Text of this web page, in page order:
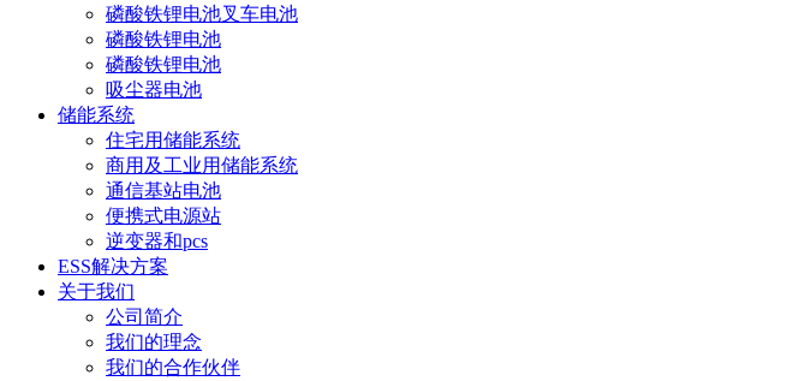
磷酸铁锂电池叉车电池
磷酸铁锂电池
磷酸铁锂电池
吸尘器电池
储能系统
住宅用储能系统
商用及工业用储能系统
通信基站电池
便携式电源站
逆变器和pcs
ESS解决方案
关于我们
公司简介
我们的理念
我们的合作伙伴